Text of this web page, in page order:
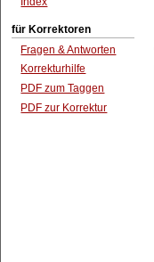
für Korrektoren
Fragen & Antworten
Korrekturhilfe
PDF zum Taggen
PDF zur Korrektur